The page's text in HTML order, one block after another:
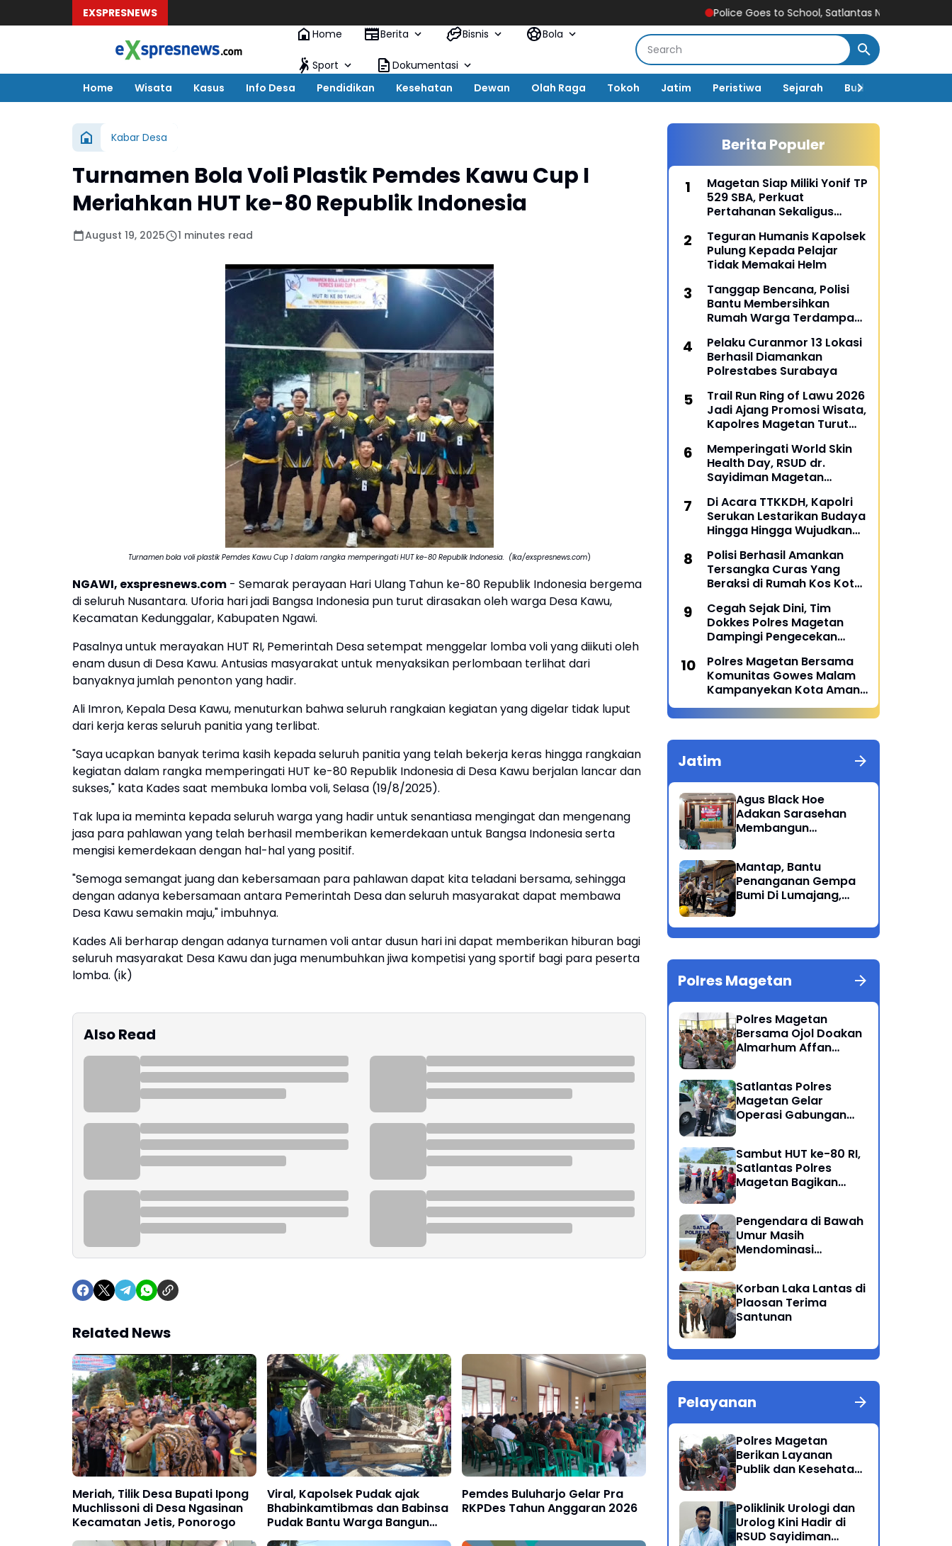
EXSPRESNEWS
Police Goes to School, Satlantas Ngawi Tanamkan Tertib Lalu
Home
Berita Bisnis Bola
Sport
Dokumentasi
Home
Wisata Kasus Info Desa Pendidikan Kesehatan Dewan Olah Raga Tokoh Jatim Peristiwa Sejarah Budaya
Kabar Desa
Turnamen Bola Voli Plastik Pemdes Kawu Cup I
Meriahkan HUT ke-80 Republik Indonesia
August 19, 2025 1 minutes read
Turnamen bola voli plastik Pemdes Kawu Cup 1 dalam rangka memperingati HUT ke-80 Republik Indonesia. (Ika/exspresnews.com)
NGAWI, exspresnews.com - Semarak perayaan Hari Ulang Tahun ke-80 Republik Indonesia bergema
di seluruh Nusantara. Uforia hari jadi Bangsa Indonesia pun turut dirasakan oleh warga Desa Kawu,
Kecamatan Kedunggalar, Kabupaten Ngawi.
Pasalnya untuk merayakan HUT RI, Pemerintah Desa setempat menggelar lomba voli yang diikuti oleh
enam dusun di Desa Kawu. Antusias masyarakat untuk menyaksikan perlombaan terlihat dari
banyaknya jumlah penonton yang hadir.
Ali Imron, Kepala Desa Kawu, menuturkan bahwa seluruh rangkaian kegiatan yang digelar tidak luput
dari kerja keras seluruh panitia yang terlibat.
"Saya ucapkan banyak terima kasih kepada seluruh panitia yang telah bekerja keras hingga rangkaian
kegiatan dalam rangka memperingati HUT ke-80 Republik Indonesia di Desa Kawu berjalan lancar dan
sukses," kata Kades saat membuka lomba voli, Selasa (19/8/2025).
Tak lupa ia meminta kepada seluruh warga yang hadir untuk senantiasa mengingat dan mengenang
jasa para pahlawan yang telah berhasil memberikan kemerdekaan untuk Bangsa Indonesia serta
mengisi kemerdekaan dengan hal-hal yang positif.
"Semoga semangat juang dan kebersamaan para pahlawan dapat kita teladani bersama, sehingga
dengan adanya kebersamaan antara Pemerintah Desa dan seluruh masyarakat dapat membawa
Desa Kawu semakin maju," imbuhnya.
Kades Ali berharap dengan adanya turnamen voli antar dusun hari ini dapat memberikan hiburan bagi
seluruh masyarakat Desa Kawu dan juga menumbuhkan jiwa kompetisi yang sportif bagi para peserta
lomba. (ik)
Also Read
Related News
Meriah, Tilik Desa Bupati Ipong
Muchlissoni di Desa Ngasinan
Kecamatan Jetis, Ponorogo
Viral, Kapolsek Pudak ajak
Bhabinkamtibmas dan Babinsa
Pudak Bantu Warga Bangun
Rumah
Pemdes Buluharjo Gelar Pra
RKPDes Tahun Anggaran 2026
Berita Populer
Magetan Siap Miliki Yonif TP
529 SBA, Perkuat
Pertahanan Sekaligus
Daerah
Teguran Humanis Kapolsek
Pulung Kepada Pelajar
Tidak Memakai Helm
Tanggap Bencana, Polisi
Bantu Membersihkan
Rumah Warga Terdampak
Pelaku Curanmor 13 Lokasi
Berhasil Diamankan
Polrestabes Surabaya
Trail Run Ring of Lawu 2026
Jadi Ajang Promosi Wisata,
Kapolres Magetan Turut
Memperingati World Skin
Health Day, RSUD dr.
Sayidiman Magetan
'Bahaya Kosmetik Online'
Di Acara TTKKDH, Kapolri
Serukan Lestarikan Budaya
Hingga Hingga Wujudkan
Polisi Berhasil Amankan
Tersangka Curas Yang
Beraksi di Rumah Kos Kota
Cegah Sejak Dini, Tim
Dokkes Polres Magetan
Dampingi Pengecekan
Polres Magetan 2 Di Poncol
Polres Magetan Bersama
Komunitas Gowes Malam
Kampanyekan Kota Aman
dan Tertib
Jatim
Agus Black Hoe
Adakan Sarasehan
Membangun
Dikalangan
Masyarakat Magetan
Mantap, Bantu
Penanganan Gempa
Bumi Di Lumajang,
berikan bantuan
Polres Magetan
Polres Magetan
Bersama Ojol Doakan
Almarhum Affan
Rasa di Jakarta
Satlantas Polres
Magetan Gelar
Operasi Gabungan
Sambut HUT ke-80 RI,
Satlantas Polres
Magetan Bagikan
Pengendara di Bawah
Umur Masih
Mendominasi
Korban Laka Lantas di
Plaosan Terima
Santunan
Pelayanan
Polres Magetan
Berikan Layanan
Publik dan Kesehatan
Poliklinik Urologi dan
Urolog Kini Hadir di
RSUD Sayidiman